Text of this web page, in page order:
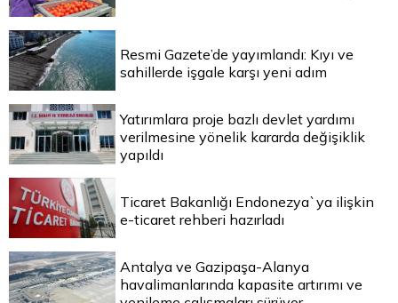
Resmi Gazete’de yayımlandı: Kıyı ve
sahillerde işgale karşı yeni adım
Yatırımlara proje bazlı devlet yardımı
verilmesine yönelik kararda değişiklik
yapıldı
Ticaret Bakanlığı Endonezya`ya ilişkin
e-ticaret rehberi hazırladı
Antalya ve Gazipaşa-Alanya
havalimanlarında kapasite artırımı ve